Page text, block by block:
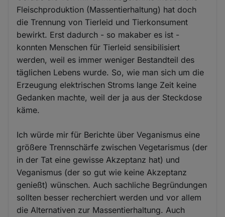
Fleischproduktion (Massentierhaltung) hat doch
die Trennung von Tierleid und Tierkonsument
bewirkt. Erst dadurch - so makaber es ist -
konnten Menschen für Tierleid sensibilisiert
werden, weil es immer weniger Bestandteil des
täglichen Lebens wurde. So, wie man sich um die
Erzeugung elektrischen Stroms lange Zeit keine
Gedanken machte, weil der ja aus der Steckdose
käme.
Ich würde mir für Berichte über Veganismus eine
größere Trennschärfe zwischen Vegetarismus (der
in der Tat eine gewisse Akzeptanz hat) und
Veganismus (der so gut wie keine Akzeptanz
genießt) wünschen. Auch sachliche Begründungen
sollten besser recherchiert werden und vor allem
die Alternativen zur Massentierhaltung. Auch